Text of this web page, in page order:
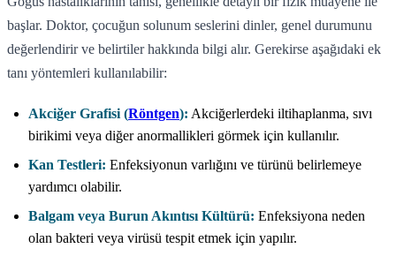
başlar. Doktor, çocuğun solunum seslerini dinler, genel durumunu
değerlendirir ve belirtiler hakkında bilgi alır. Gerekirse aşağıdaki ek
tanı yöntemleri kullanılabilir:
Akciğer Grafisi (Röntgen): Akciğerlerdeki iltihaplanma, sıvı
birikimi veya diğer anormallikleri görmek için kullanılır.
Kan Testleri: Enfeksiyonun varlığını ve türünü belirlemeye
yardımcı olabilir.
Balgam veya Burun Akıntısı Kültürü: Enfeksiyona neden
olan bakteri veya virüsü tespit etmek için yapılır.